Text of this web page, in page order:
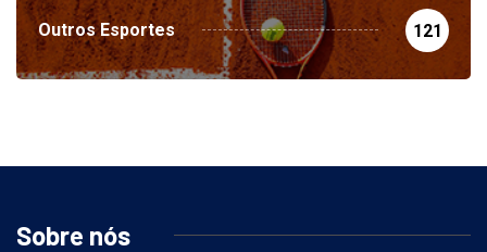
Outros Esportes 121
Sobre nós